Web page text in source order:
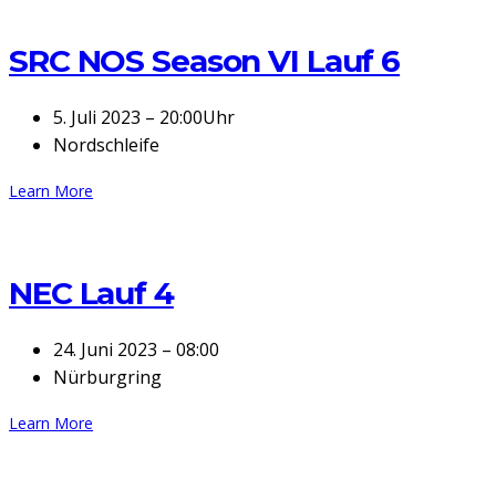
SRC NOS Season VI Lauf 6
5. Juli 2023 – 20:00Uhr
Nordschleife
Learn More
NEC Lauf 4
24. Juni 2023 – 08:00
Nürburgring
Learn More